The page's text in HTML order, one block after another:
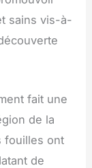
sains vis-à-
fait une
de la
fouilles ont
de